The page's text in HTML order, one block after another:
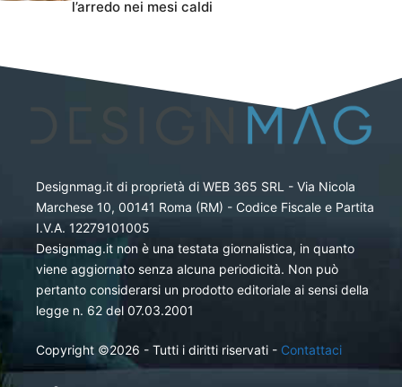
l’arredo nei mesi caldi
Designmag.it di proprietà di WEB 365 SRL - Via Nicola
Marchese 10, 00141 Roma (RM) - Codice Fiscale e Partita
I.V.A. 12279101005
Designmag.it non è una testata giornalistica, in quanto
viene aggiornato senza alcuna periodicità. Non può
pertanto considerarsi un prodotto editoriale ai sensi della
legge n. 62 del 07.03.2001
Copyright ©2026 - Tutti i diritti riservati - Contattaci